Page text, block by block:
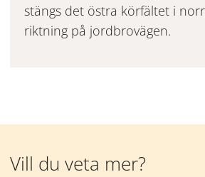
stängs det östra körfältet i
riktning på jordbrovägen.
Vill du veta mer?